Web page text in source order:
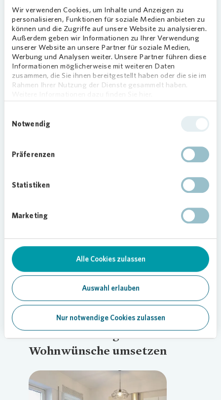
Wir verwenden Cookies, um Inhalte und Anzeigen zu
personalisieren, Funktionen für soziale Medien anbieten zu
können und die Zugriffe auf unsere Website zu analysieren.
Außerdem geben wir Informationen zu Ihrer Verwendung
unserer Website an unsere Partner für soziale Medien,
Werbung und Analysen weiter. Unsere Partner führen diese
Informationen möglicherweise mit weiteren Daten
zusammen, die Sie ihnen bereitgestellt haben oder die sie im
Rahmen Ihrer Nutzung der Dienste gesammelt haben.
Notwendig
Präferenzen
Statistiken
Marketing
Alle Cookies zulassen
Auswahl erlauben
Nur notwendige Cookies zulassen
Das sagen unsere
Mieterinnen und Mieter
Sind Sie aktuell auf
Individuelle
Modernisierungen:
Wohnwünsche umsetzen